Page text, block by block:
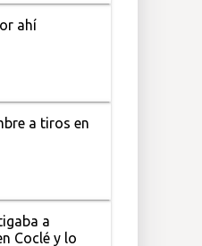
ahí
a tiros en
a
Coclé y lo